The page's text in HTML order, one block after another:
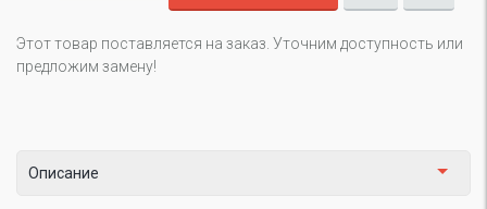
Этот товар поставляется на заказ. Уточним доступность или
предложим замену!
Описание